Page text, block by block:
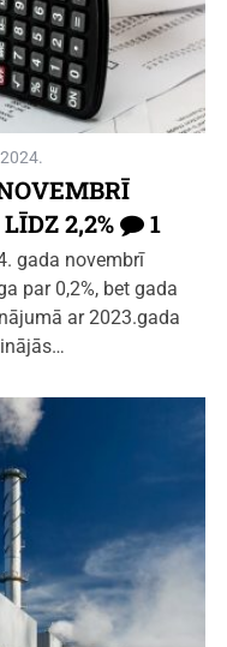
2,2%
1
gada novembrī
par 0,2%, bet gada
ar 2023.gada